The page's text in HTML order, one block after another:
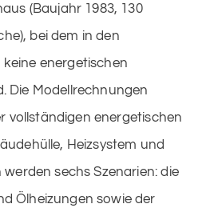
(Baujahr 1983, 130
bei dem in den
energetischen
Die Modellrechnungen
vollständigen energetischen
Heizsystem und
sechs Szenarien: die
Ölheizungen sowie der